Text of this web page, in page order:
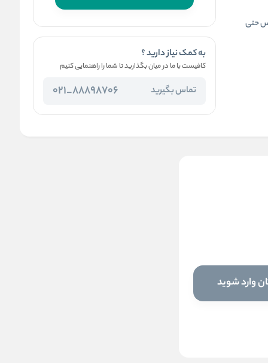
حتی
به کمک نیاز دارید ؟
کافیست با ما در میان بگذارید تا شما را راهنمایی کنیم
تماس بگیرید 88898706_021
وارد شوید